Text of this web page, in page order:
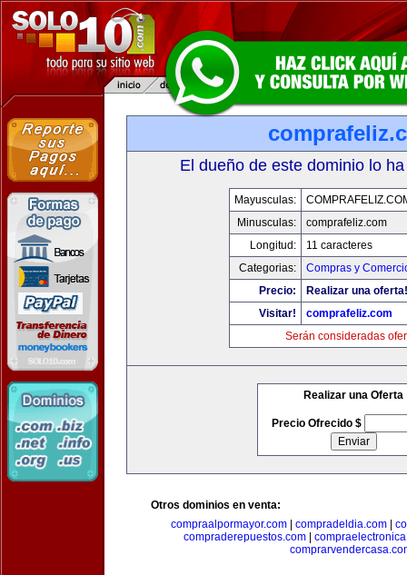
El dueño de este dominio lo
Mayusculas:
Minusculas:
comprafeliz.com
Longitud:
11 caracteres
Categorias:
Compras y
Precio:
Realizar una oferta!
Visitar!
comprafeliz.com
Serán consideradas
Realizar una Oferta
Precio Ofrecido $
Otros dominios en venta:
compraalpormayor.com| compradeldia.com|
compraderepuestos.com|